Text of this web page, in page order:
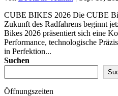
CUBE BIKES 2026 Die CUBE
Zukunft des Radfahrens beginnt
Bikes 2026 präsentiert sich eine
Performance, technologische
in Perfektion...
Suchen
Öffnungszeiten